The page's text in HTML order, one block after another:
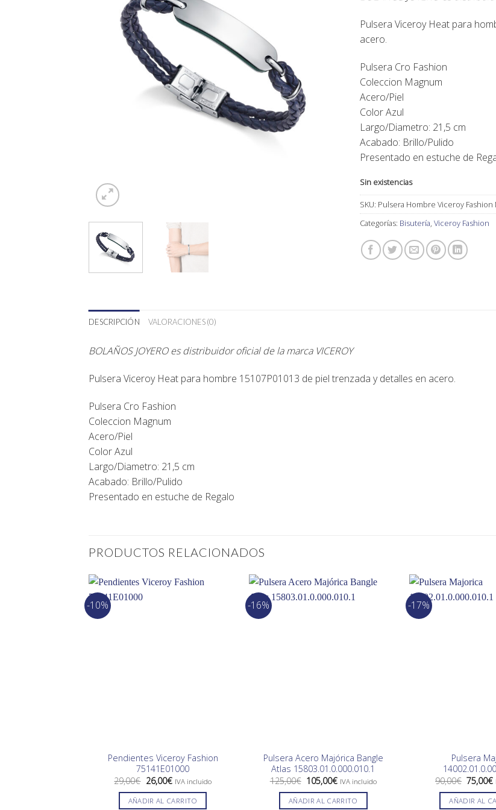
era:
35,00€.
es:
Pulsera Viceroy Heat para
acero.
Pulsera Cro Fashion
Coleccion Magnum
Acero/Piel
Color Azul
Largo/Diametro: 21,5 cm
Acabado: Brillo/Pulido
Presentado en estuche de
Sin existencias
SKU: Pulsera Hombre Viceroy Fashion
Categorías: Bisutería, Viceroy Fashion
DESCRIPCIÓN VALORACIONES (0)
BOLAÑOS JOYERO es distribuidor oficial de la marca VICEROY
Pulsera Viceroy Heat para hombre 15107P01013 de piel trenzada y detalles en acero.
Pulsera Cro Fashion
Coleccion Magnum
Acero/Piel
Color Azul
Largo/Diametro: 21,5 cm
Acabado: Brillo/Pulido
Presentado en estuche de Regalo
PRODUCTOS RELACIONADOS
-10%
Pendientes Viceroy Fashion
75141E01000
29,00€ El
precio
original
era:
26,00€El
actual
es:
IVA incluido
AÑADIR AL CARRITO
-16%
Pulsera Acero Majórica Bangle
Atlas 15803.01.0.000.010.1
125,00€ El
precio
original
era:
105,00€El
actual
es:
IVA incluido
AÑADIR AL CARRITO
-17%
Pulsera
90,00€ El
precio
original
era:
75,00€
AÑADIR AL